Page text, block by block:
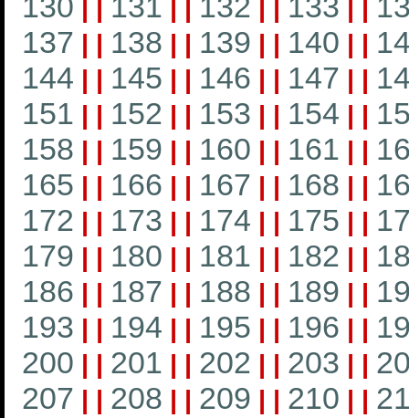
| | | | | | | |
137 | | 138 | | 139 | | 140 | |
144 | | 145 | | 146 | | 147 | |
151 | | 152 | | 153 | | 154 | |
158 | | 159 | | 160 | | 161 | |
165 | | 166 | | 167 | | 168 | |
172 | | 173 | | 174 | | 175 | |
179 | | 180 | | 181 | | 182 | |
186 | | 187 | | 188 | | 189 | |
193 | | 194 | | 195 | | 196 | |
200 | | 201 | | 202 | | 203 | |
207 | | 208 | | 209 | | 210 | |